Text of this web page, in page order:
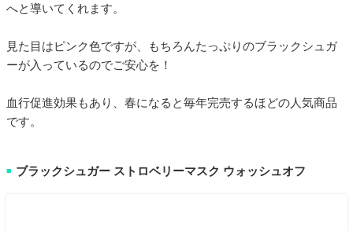
へと導いてくれます。
見た目はピンク色ですが、もちろんたっぷりのブラックシュガ
ーが入っているのでご安心を！
血行促進効果もあり、春になると毎年完売するほどの人気商品
です。
■ ブラックシュガー ストロベリーマスク ウォッシュオフ